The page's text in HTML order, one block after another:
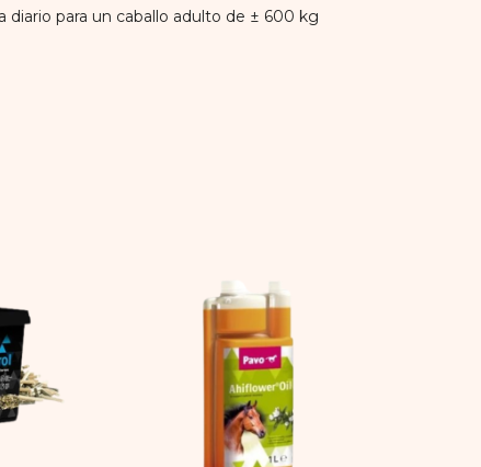
para un caballo adulto de ± 600 kg